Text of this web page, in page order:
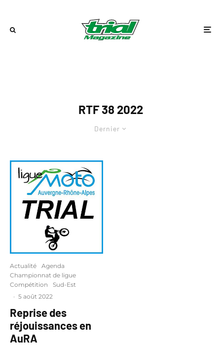
RTF 38 2022
Dernier
Actualité
Agenda
Championnat de ligue
Compétition
Sud-Est
· 5 août 2022
Reprise des
réjouissances en
AuRA